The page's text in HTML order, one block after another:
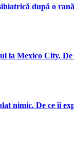
după o
la Mexico City. De
nimic. De ce îi